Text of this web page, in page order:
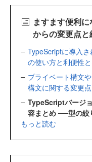
ますます便利
からの変更点
TypeScriptに導入
の使い方と利便性
プライベート構文
構文に関する変更
TypeScriptバージ
容まとめ ──型の絞
もっと読む